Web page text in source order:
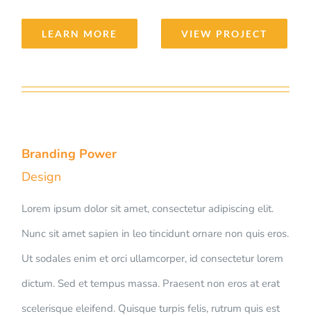
LEARN MORE VIEW PROJECT
Branding Power
Design
Lorem ipsum dolor sit amet, consectetur adipiscing elit.
Nunc sit amet sapien in leo tincidunt ornare non quis eros.
Ut sodales enim et orci ullamcorper, id consectetur lorem
dictum. Sed et tempus massa. Praesent non eros at erat
scelerisque eleifend. Quisque turpis felis, rutrum quis est